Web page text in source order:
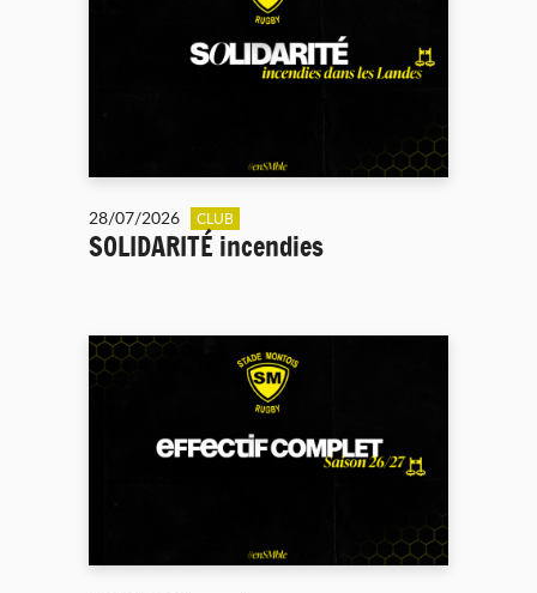
28/07/2026 CLUB
SOLIDARITÉ incendies